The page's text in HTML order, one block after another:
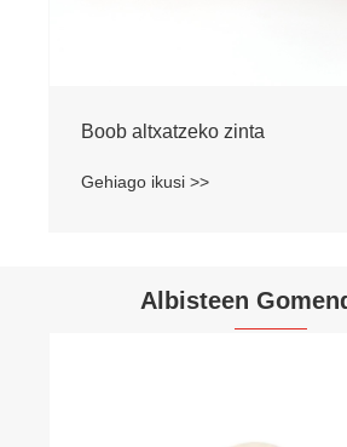
Boob altxatzeko zinta
Gehiago ikusi >>
Albisteen